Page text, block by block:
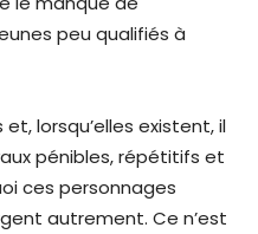
peu qualifiés à
lorsqu’elles existent, il
pénibles, répétitifs et
ces personnages
autrement. Ce n’est